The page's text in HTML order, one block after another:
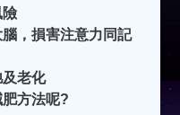
險
，損害注意力同記
老化
方法呢?